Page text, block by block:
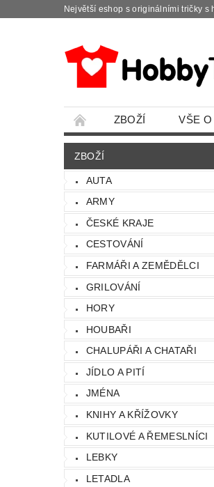
Největší eshop s originálními tričky
ZBOŽÍ VŠE
ZBOŽÍ
AUTA
ARMY
ČESKÉ KRAJE
CESTOVÁNÍ
FARMÁŘI A ZEMĚDĚLCI
GRILOVÁNÍ
HORY
HOUBAŘI
CHALUPÁŘI A CHATAŘI
JÍDLO A PITÍ
JMÉNA
KNIHY A KŘÍŽOVKY
KUTILOVÉ A ŘEMESLNÍCI
LEBKY
LETADLA